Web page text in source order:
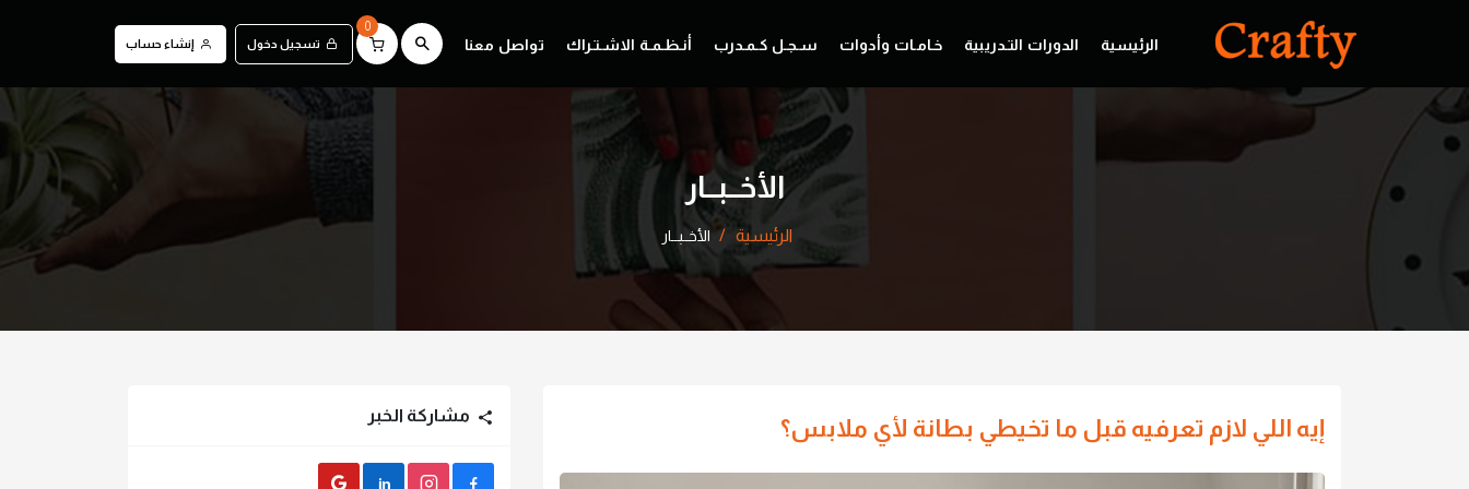
0
تسجيل دخول إنشاء حساب الرئيسية الدورات التـدريبية خـامـات وأدوات سـجـل كـمـدرب أنـظـمـة الاشـتـراك تواصل معنا
الأخــبــار
الرئيسية الأخــبــار
إيه اللي لازم تعرفيه قبل ما تخيطي بطانة لأي ملابس؟ مشاركة الخبر